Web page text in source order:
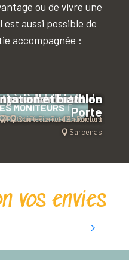
ou de vivre une
aussi possible de
accompagnée :
- Ecole de
Porte
Sarcenas
à vos boussoles
Saint-Pierre-de-Chartreuse
à l'orientation
Plateau-des-Petites-Roches
et biathlon
Saint-Pierre-d'Entremont
MONITEURS
vos envies
en famille en